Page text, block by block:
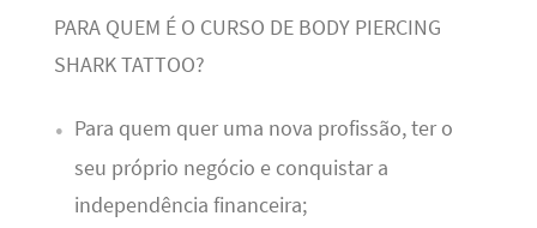
PARA QUEM É O CURSO DE BODY PIERCING
SHARK TATTOO?
Para quem quer uma nova profissão, ter o
seu próprio negócio e conquistar a
independência financeira;